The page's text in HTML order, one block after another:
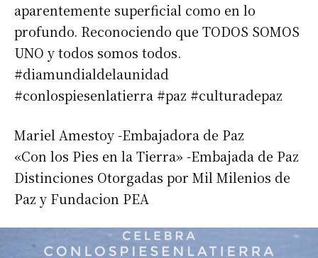
aparentemente superficial como en lo
profundo. Reconociendo que TODOS SOMOS
UNO y todos somos todos.
#diamundialdelaunidad
#conlospiesenlatierra #paz #culturadepaz
Mariel Amestoy -Embajadora de Paz
«Con los Pies en la Tierra» -Embajada de Paz
Distinciones Otorgadas por Mil Milenios de
Paz y Fundacion PEA